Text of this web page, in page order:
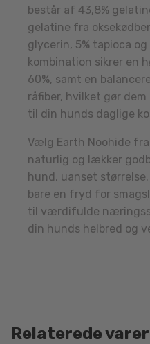
består af 43,8%
gelatine fra
glycerin, 5% tapioca
kombination sikrer en
60%, samt en
råfiber, hvilket gør
til din hunds daglige
Vælg Earth Noohide
naturlig og lækker
hund, uanset
bare en fryd for
til værdifulde
din hunds helbred og
Relaterede varer